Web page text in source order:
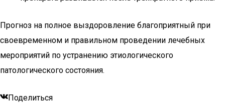
Прогноз на полное выздоровление благоприятный при
своевременном и правильном проведении лечебных
мероприятий по устранению этиологического
патологического состояния.
Поделиться